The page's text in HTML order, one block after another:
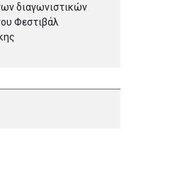
διαγωνιστικών
Φεστιβάλ